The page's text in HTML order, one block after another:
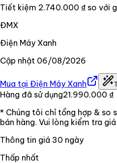
Tiết kiệm 2.740.000 ₫ so với
ĐMX
Điện Máy Xanh
Cập nhật 06/08/2026
Mua tại Điện Máy Xanh
Hàng đã sử dụng21.990.000 ₫
* Chúng tôi chỉ tổng hợp & so
bán hàng. Vui lòng kiểm tra
Thông tin giá 30 ngày
Thấp nhất